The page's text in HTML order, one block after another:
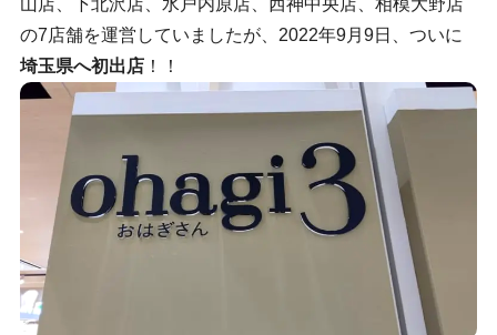
山店、下北沢店、水戸内原店、西神中央店、相模大野店
の7店舗を運営していましたが、2022年9月9日、ついに
埼玉県へ初出店！！